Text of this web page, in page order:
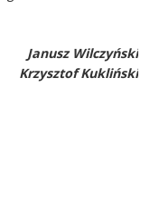
Janusz Wilczyński
Krzysztof Kukliński